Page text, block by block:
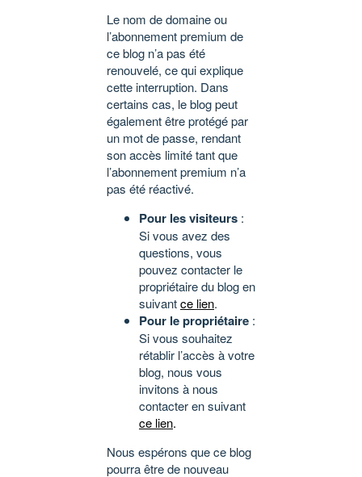
Le nom de domaine ou
l’abonnement premium de
ce blog n’a pas été
renouvelé, ce qui explique
cette interruption. Dans
certains cas, le blog peut
également être protégé par
un mot de passe, rendant
son accès limité tant que
l’abonnement premium n’a
pas été réactivé.
Pour les visiteurs :
Si vous avez des
questions, vous
pouvez contacter le
propriétaire du blog en
suivantce lien.
Pour le propriétaire :
Si vous souhaitez
rétablir l’accès à votre
blog, nous vous
invitons à nous
contacter en suivant
ce lien.
Nous espérons que ce blog
pourra être de nouveau